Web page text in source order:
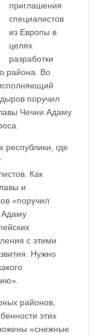
приглашения
специалистов
из Европы в
целях
разработки
района. Во
поручил
Чечни Адаму
республики, где
Как
и
«поручил
Адаму
с этими
Нужно
районов,
этих
«снежные